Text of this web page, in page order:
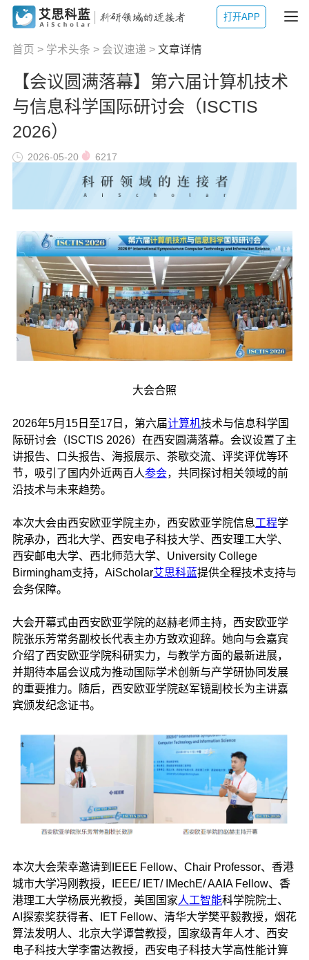
打开APP
首页 > 学术头条 > 会议速递 > 文章详情
【会议圆满落幕】第六届计算机技术
与信息科学国际研讨会（ISCTIS
2026）
2026-05-20 6217
大会合照
2026年5月15日至17日，第六届计算机技术与信息科学国
际研讨会（ISCTIS 2026）在西安圆满落幕。会议设置了主
讲报告、口头报告、海报展示、茶歇交流、评奖评优等环
节，吸引了国内外近两百人参会，共同探讨相关领域的前
沿技术与未来趋势。
本次大会由西安欧亚学院主办，西安欧亚学院信息工程学
院承办，西北大学、西安电子科技大学、西安理工大学、
西安邮电大学、西北师范大学、University College
Birmingham支持，AiScholar艾思科蓝提供全程技术支持与
会务保障。
大会开幕式由西安欧亚学院的赵赫老师主持，西安欧亚学
院张乐芳常务副校长代表主办方致欢迎辞。她向与会嘉宾
介绍了西安欧亚学院科研实力，与教学方面的最新进展，
并期待本届会议成为推动国际学术创新与产学研协同发展
的重要推力。随后，西安欧亚学院赵军镜副校长为主讲嘉
宾颁发纪念证书。
本次大会荣幸邀请到IEEE Fellow、Chair Professor、香港
城市大学冯刚教授，IEEE/ IET/ IMechE/ AAIA Fellow、香
港理工大学杨辰光教授，美国国家人工智能科学院院士、
AI探索奖获得者、IET Fellow、清华大学樊平毅教授，烟花
算法发明人、北京大学谭营教授，国家级青年人才、西安
电子科技大学李雷达教授，西安电子科技大学高性能计算